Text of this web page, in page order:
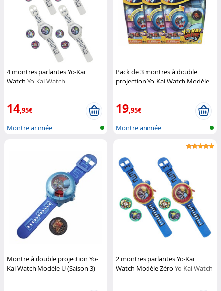
4 montres parlantes Yo-Kai
Watch Yo-Kai Watch
14,95€
Montre animée
Pack de 3 montres à double
projection Yo-Kai Watch Modèle
19,95€
Montre animée
Montre à double projection Yo-
Kai Watch Modèle U (Saison 3)
2 montres parlantes Yo-Kai
Watch Modèle ZéroYo-Kai Watch